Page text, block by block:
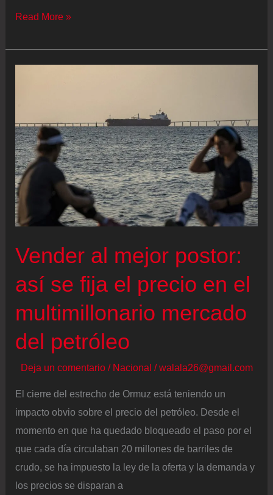
La
Marina
ministerio
de
Medio
Ambiente
para
competir
el
Read More »
Vender al mejor postor:
así se fija el precio en el
multimillonario mercado
del petróleo
Deja un comentario / Nacional /walala26@gmail.com
El cierre del estrecho de Ormuz está teniendo un
impacto obvio sobre el precio del petróleo. Desde el
momento en que ha quedado bloqueado el paso por el
que cada día circulaban 20 millones de barriles de
crudo, se ha impuesto la ley de la oferta y la demanda y
los precios se disparan a